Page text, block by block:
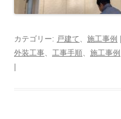
カテゴリー: 戸建て 施工事例
外装工事
工事手順 施工事例